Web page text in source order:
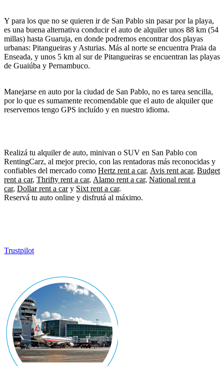
Y para los que no se quieren ir de San Pablo sin pasar por la playa,
es una buena alternativa conducir el auto de alquiler unos 88 km (54
millas) hasta Guaruja, en donde podremos encontrar dos playas
urbanas: Pitangueiras y Asturias. Más al norte se encuentra Praia da
Enseada, y unos 5 km al sur de Pitangueiras se encuentran las playas
de Guaiúba y Pernambuco.
Manejarse en auto por la ciudad de San Pablo, no es tarea sencilla,
por lo que es sumamente recomendable que el auto de alquiler que
reservemos tengo GPS incluído y en nuestro idioma.
Realizá tu alquiler de auto, minivan o SUV en San Pablo con
RentingCarz, al mejor precio, con las rentadoras más reconocidas y
confiables del mercado como Hertz rent a car, Avis rent acar, Budget
rent a car, Thrifty rent a car, Alamo rent a car, National rent a
car, Dollar rent a cary Sixt rent a car.
Reservá tu auto online y disfrutá al máximo.
Trustpilot